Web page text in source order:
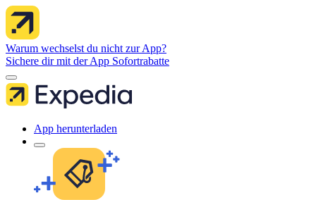
Warum wechselst du nicht zur App?
Sichere dir mit der App Sofortrabatte
App herunterladen